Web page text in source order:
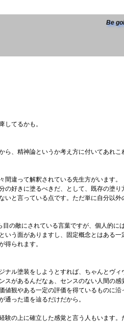
Be
してるかも。
、精神論というか考え方に付いてあれこ
違って解釈されている先生方がいます
好きに塗るべきだ、として、既存の塗
と言っている点です。ただ単に自分以
の敵にされている言葉ですが、個人的に
う面がありますし、固定概念とはある一
得られます。
ナル塗装をしようとすれば、ちゃんとヴ
があるんだなぁ、センスのない人間の
値観やある一定の評価を得ているものに
った道を辿るだけだから。
の上に確立した感覚と言う人もいます